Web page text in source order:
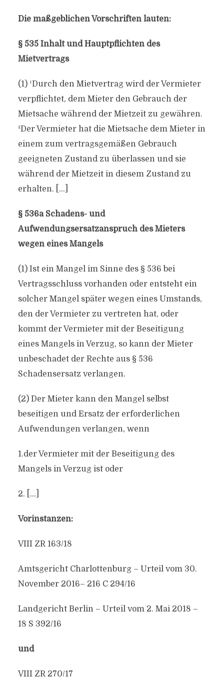
Die maßgeblichen Vorschriften lauten:
§ 535 Inhalt und Hauptpflichten des
Mietvertrags
(1) ¹Durch den Mietvertrag wird der Vermieter
verpflichtet, dem Mieter den Gebrauch der
Mietsache während der Mietzeit zu gewähren.
²Der Vermieter hat die Mietsache dem Mieter in
einem zum vertragsgemäßen Gebrauch
geeigneten Zustand zu überlassen und sie
während der Mietzeit in diesem Zustand zu
erhalten. […]
§ 536a Schadens- und
Aufwendungsersatzanspruch des Mieters
wegen eines Mangels
(1) Ist ein Mangel im Sinne des § 536 bei
Vertragsschluss vorhanden oder entsteht ein
solcher Mangel später wegen eines Umstands,
den der Vermieter zu vertreten hat, oder
kommt der Vermieter mit der Beseitigung
eines Mangels in Verzug, so kann der Mieter
unbeschadet der Rechte aus § 536
Schadensersatz verlangen.
(2) Der Mieter kann den Mangel selbst
beseitigen und Ersatz der erforderlichen
Aufwendungen verlangen, wenn
1.der Vermieter mit der Beseitigung des
Mangels in Verzug ist oder
2. […]
Vorinstanzen:
VIII ZR 163/18
Amtsgericht Charlottenburg – Urteil vom 30.
November 2016– 216 C 294/16
Landgericht Berlin – Urteil vom 2. Mai 2018 –
18 S 392/16
und
VIII ZR 270/17